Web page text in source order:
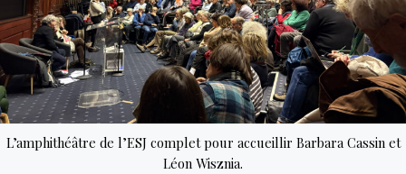
L’amphithéâtre de l’ESJ complet pour accueillir Barbara Cassin et
Léon Wisznia.